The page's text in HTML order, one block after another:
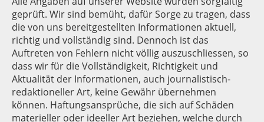
geprüft. Wir sind bemüht, dafür Sorge zu tragen, dass
die von uns bereitgestellten Informationen aktuell,
richtig und vollständig sind. Dennoch ist das
Auftreten von Fehlern nicht völlig auszuschliessen, so
dass wir für die Vollständigkeit, Richtigkeit und
Aktualität der Informationen, auch journalistisch-
redaktioneller Art, keine Gewähr übernehmen
können. Haftungsansprüche, die sich auf Schäden
materieller oder ideeller Art beziehen, welche durch